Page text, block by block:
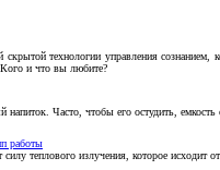
технологии управления
и что вы любите?
Часто, чтобы его остудить, емкость
работы
теплового излучения, которое исходит